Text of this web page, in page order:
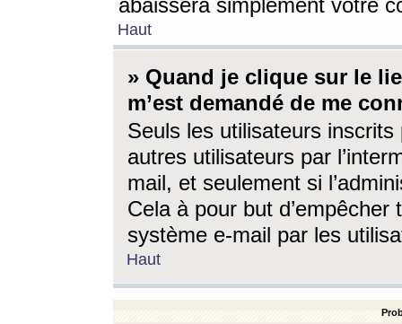
abaissera simplement votre
Haut
» Quand je clique sur le
m’est demandé de me
Seuls les utilisateurs
autres utilisateurs par
mail, et seulement si
Cela à pour but
système e-mail par les
Haut